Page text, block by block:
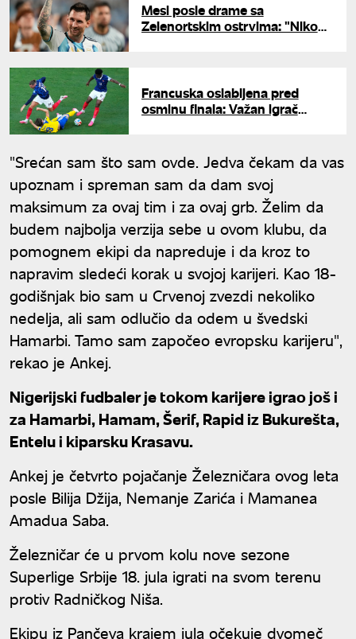
Mesi posle drame sa
Zelenortskim ostrvima: "Niko
Francuska oslabljena pred
osminu finala: Važan igrač
"Srećan sam što sam ovde. Jedva čekam da vas
upoznam i spreman sam da dam svoj
maksimum za ovaj tim i za ovaj grb. Želim da
budem najbolja verzija sebe u ovom klubu, da
pomognem ekipi da napreduje i da kroz to
napravim sledeći korak u svojoj karijeri. Kao 18-
godišnjak bio sam u Crvenoj zvezdi nekoliko
nedelja, ali sam odlučio da odem u švedski
Hamarbi. Tamo sam započeo evropsku karijeru",
rekao je Ankej.
Nigerijski fudbaler je tokom karijere igrao još i
za Hamarbi, Hamam, Šerif, Rapid iz Bukurešta,
Entelu i kiparsku Krasavu.
Ankej je četvrto pojačanje Železničara ovog leta
posle Bilija Džija, Nemanje Zarića i Mamanea
Amadua Saba.
Železničar će u prvom kolu nove sezone
Superlige Srbije 18. jula igrati na svom terenu
protiv Radničkog Niša.
Ekipu iz Pančeva krajem jula očekuje dvomeč